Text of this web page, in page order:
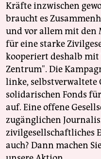
Kräfte inzwischen
braucht es
und vor allem mit den
für eine starke
kooperiert deshalb
Zentrum". Die
linke, selbstverwaltete
solidarischen Fonds
auf. Eine offene
zugänglichen
zivilgesellschaftliches
auch? Dann machen